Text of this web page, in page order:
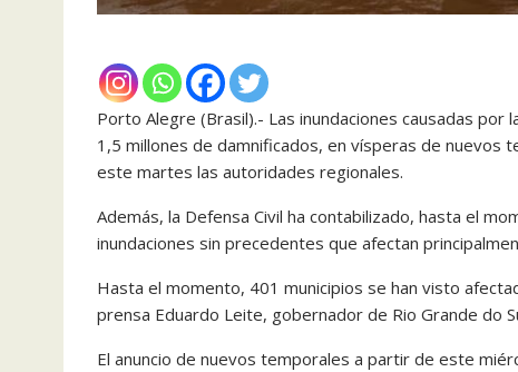
Porto Alegre (Brasil).- Las inundaciones causadas
1,5 millones de damnificados, en vísperas de nuevos
este martes las autoridades regionales.
Además, la Defensa Civil ha contabilizado, hasta el
inundaciones sin precedentes que afectan
Hasta el momento, 401 municipios se han visto
prensa Eduardo Leite, gobernador de Rio Grande do
El anuncio de nuevos temporales a partir de este